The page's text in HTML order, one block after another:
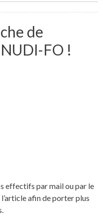
de
FO !
effectifs par mail ou par le
afin de porter plus